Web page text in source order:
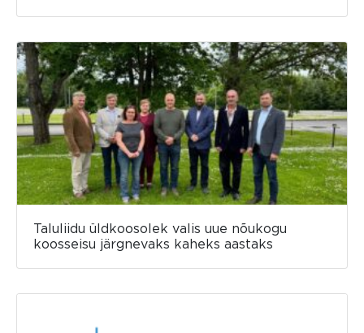
Taluliidu üldkoosolek valis uue nõukogu
koosseisu järgnevaks kaheks aastaks